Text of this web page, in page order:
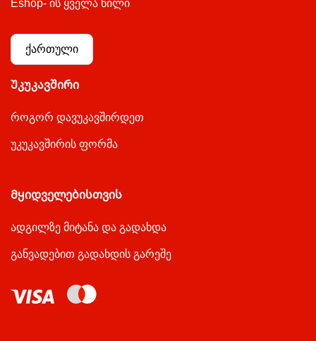
Eshop- ის ყველა წილი
ქართული
Უკუკავშირი
როგორ დავუკავშირდეთ
უკუკავშირის ფორმა
Მყიდველებისთვის
ადგილზე მიტანა და გადახდა
განვადებით გადახდის გარეშე